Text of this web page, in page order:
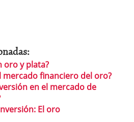
oro y plata?
mercado financiero del oro?
en el mercado de
El oro